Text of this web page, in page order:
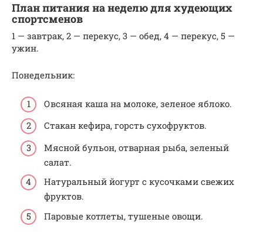
План питания на неделю для худеющих
спортсменов
1 — завтрак, 2 — перекус, 3 — обед, 4 — перекус, 5 —
ужин.
Понедельник:
Овсяная каша на молоке, зеленое яблоко.
Стакан кефира, горсть сухофруктов.
Мясной бульон, отварная рыба, зеленый
салат.
Натуральный йогурт с кусочками свежих
фруктов.
Паровые котлеты, тушеные овощи.